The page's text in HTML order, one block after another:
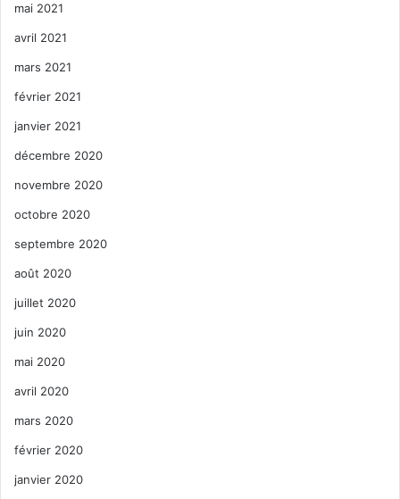
mai 2021
avril 2021
mars 2021
février 2021
janvier 2021
décembre 2020
novembre 2020
octobre 2020
septembre 2020
août 2020
juillet 2020
juin 2020
mai 2020
avril 2020
mars 2020
février 2020
janvier 2020